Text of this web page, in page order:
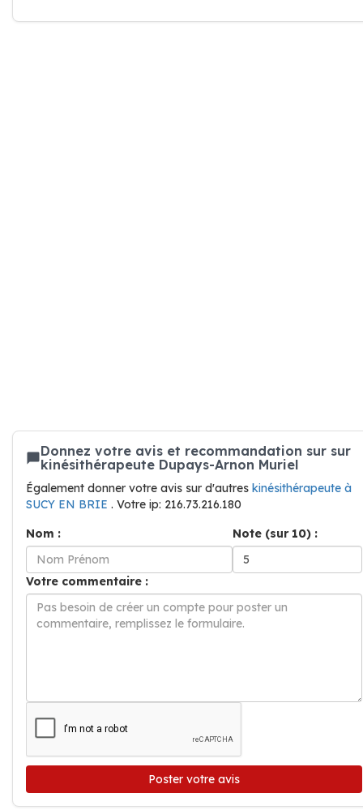
Donnez votre avis et recommandation sur sur
kinésithérapeute Dupays-Arnon Muriel
Également donner votre avis sur d'autres kinésithérapeute à
SUCY EN BRIE . Votre ip: 216.73.216.180
Nom :
Note (sur 10) :
Votre commentaire :
Poster votre avis